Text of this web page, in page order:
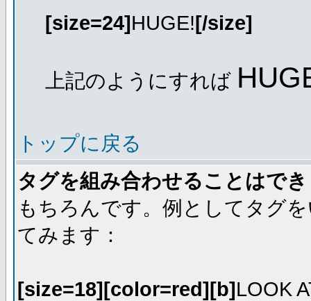
[size=24]HUGE![/size]
上記のようにすれば
トップに戻る
タグを組み合わせることはで
もちろんです。例としてタグ
てみます：
[size=18][color=red][b]LOOK